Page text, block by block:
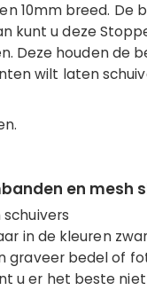
10mm breed. De
kunt u deze
Deze houden de
wilt laten
en mesh
in de kleuren
graveer bedel of
u er het beste